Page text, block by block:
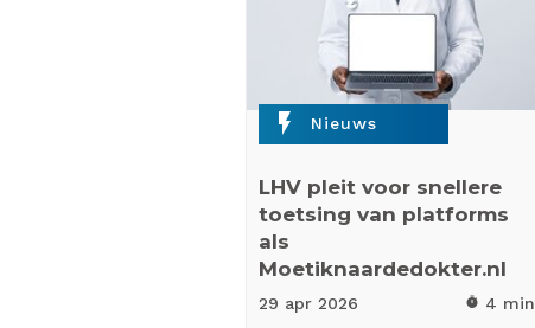
flash_on Nieuws
LHV pleit voor snellere
toetsing van platforms
als
Moetiknaardedokter.nl
29 apr 2026 timer 4 min